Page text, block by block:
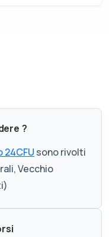
?
24CFU sono rivolti
Vecchio